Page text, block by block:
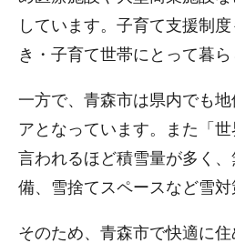
しています。子育て支援制
き・子育て世帯にとって暮ら
一方で、青森市は県内でも
アとなっています。また「
言われるほど積雪量が多く
備、雪捨てスペースなど雪対
そのため、青森市で快適に